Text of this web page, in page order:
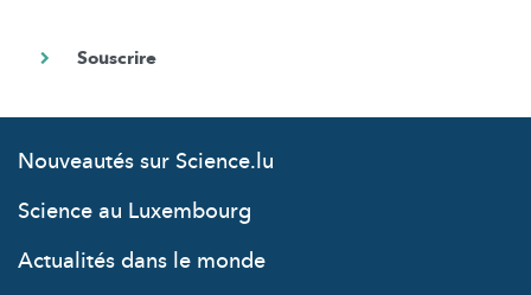
Nouveautés sur Science.lu
Science au Luxembourg
Actualités dans le monde